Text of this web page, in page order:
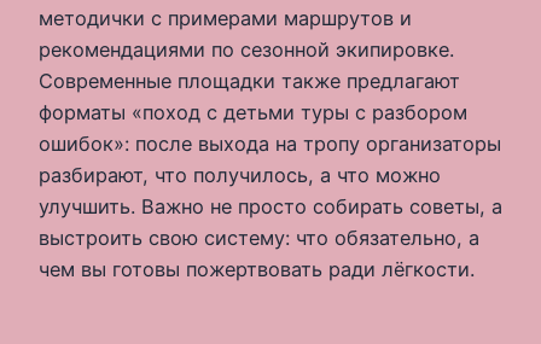
методички с примерами маршрутов и
рекомендациями по сезонной экипировке.
Современные площадки также предлагают
форматы «поход с детьми туры с разбором
ошибок»: после выхода на тропу организаторы
разбирают, что получилось, а что можно
улучшить. Важно не просто собирать советы, а
выстроить свою систему: что обязательно, а
чем вы готовы пожертвовать ради лёгкости.